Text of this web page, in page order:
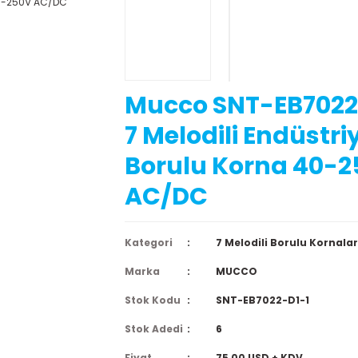
Mucco SNT-
7 Melodili
Borulu Korna 40-
AC/DC
Kategori 7 Melodili Borulu Kornalar
Marka MUCCO
Stok Kodu SNT-EB7022-D1-1
Stok Adedi 6